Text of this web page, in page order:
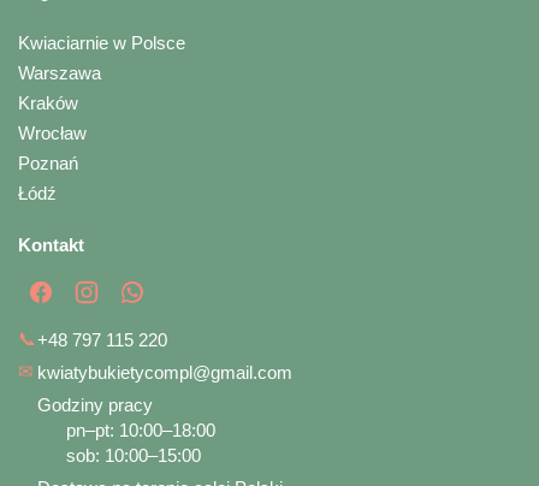
Kwiaciarnie w Polsce
Warszawa
Kraków
Wrocław
Poznań
Łódź
Kontakt
📞+48 797 115 220
✉ kwiatybukietycompl@gmail.com
Godziny pracy
pn–pt: 10:00–18:00
sob: 10:00–15:00